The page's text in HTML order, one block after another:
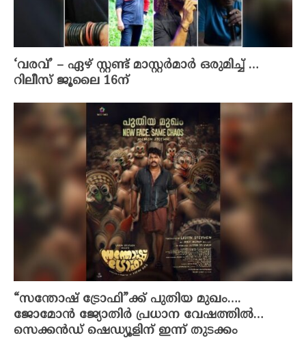
‘വരവ്’ – ഏഴ് സ്റ്റണ്ട് മാസ്റ്റർമാർ ഒരുമിച്ച് …
റിലീസ് ജൂലൈ 16ന്
“സന്തോഷ് ട്രോഫി”ക്ക് പുതിയ മുഖം….
ജോമോൻ ജ്യോതിർ പ്രധാന വേഷത്തിൽ…
സെക്കൻഡ് ഷെഡ്യൂളിന് ഇന്ന് തുടക്കം